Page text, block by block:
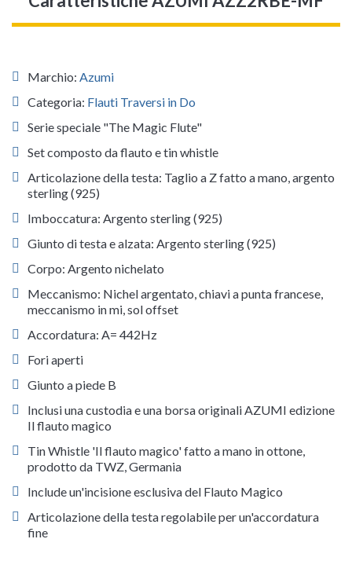
Marchio: Azumi
Categoria: Flauti Traversi in Do
Serie speciale "The Magic Flute"
Set composto da flauto e tin whistle
Articolazione della testa: Taglio a Z fatto a mano, argento
sterling (925)
Imboccatura: Argento sterling (925)
Giunto di testa e alzata: Argento sterling (925)
Corpo: Argento nichelato
Meccanismo: Nichel argentato, chiavi a punta francese,
meccanismo in mi, sol offset
Accordatura: A= 442Hz
Fori aperti
Giunto a piede B
Inclusi una custodia e una borsa originali AZUMI edizione
Il flauto magico
Tin Whistle 'Il flauto magico' fatto a mano in ottone,
prodotto da TWZ, Germania
Include un'incisione esclusiva del Flauto Magico
Articolazione della testa regolabile per un'accordatura
fine